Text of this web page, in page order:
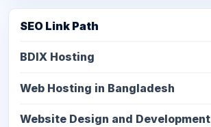
SEO Link Path
BDIX Hosting
Web Hosting in Bangladesh
Website Design and Development